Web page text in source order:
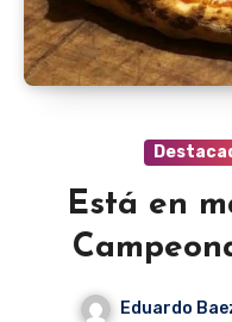
Está en
Eduardo